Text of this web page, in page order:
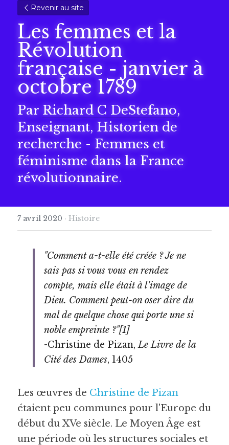
Revenir au site
Les femmes et la
Révolution
française - janvier à
octobre 1789
Par Richard C DeStefano,
Enseignant, Historien de
recherche - Femmes et
féminisme dans la France
révolutionnaire.
7 avril 2020 · Histoire
"Comment a-t-elle été créée ? Je ne
sais pas si vous vous en rendez
compte, mais elle était à l'image de
Dieu. Comment peut-on oser dire du
mal de quelque chose qui porte une si
noble empreinte ?"[1]
-Christine de Pizan, Le Livre de la
Cité des Dames, 1405
Les œuvres de Christine de Pizan
étaient peu communes pour l'Europe du
début du XVe siècle. Le Moyen Âge est
une période où les structures sociales et